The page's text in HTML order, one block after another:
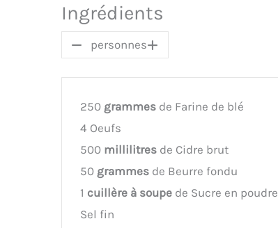
Ingrédients
personnes
250 grammes de Farine de blé
4 Oeufs
500 millilitres de Cidre brut
50 grammes de Beurre fondu
1 cuillère à soupe de Sucre en poudre
Sel fin